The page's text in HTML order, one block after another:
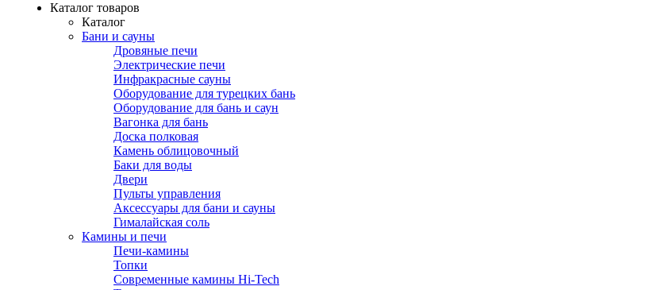
Каталог товаров
Каталог
Бани и сауны
Дровяные печи
Электрические печи
Инфракрасные сауны
Оборудование для турецких бань
Оборудование для бань и саун
Вагонка для бань
Доска полковая
Камень облицовочный
Баки для воды
Двери
Пульты управления
Аксессуары для бани и сауны
Гималайская соль
Камины и печи
Печи-камины
Топки
Современные камины Hi-Tech